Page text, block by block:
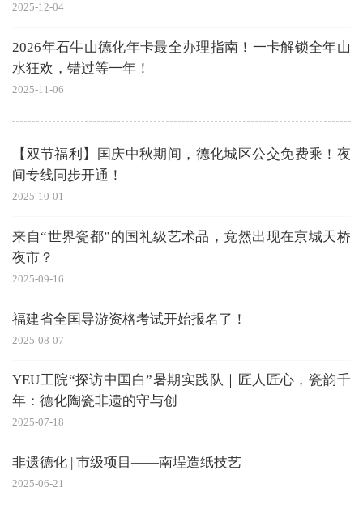
2025-12-04
2026年石牛山德化年卡最全办理指南！一卡解锁全年山
水狂欢，错过等一年！
2025-11-06
【双节福利】国庆中秋期间，德化城区公交免费乘！夜
间专线同步开通！
2025-10-01
来自“世界瓷都”的国礼级艺术品，竟然出现在京城天桥
夜市？
2025-09-16
福建省全国导游资格考试开始报名了！
2025-08-07
YEU工院“探访中国白”暑期实践队｜匠人匠心，瓷韵千
年：德化陶瓷非遗的守与创
2025-07-18
非遗德化 | 市级项目——南埕造纸技艺
2025-06-21